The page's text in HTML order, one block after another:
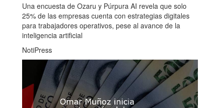
Una encuesta de Ozaru y Púrpura AI revela que solo
25% de las empresas cuenta con estrategias digitales
para trabajadores operativos, pese al avance de la
inteligencia artificial
NotiPress